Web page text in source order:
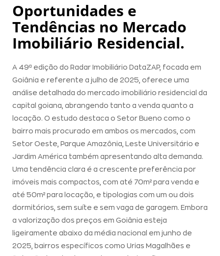
Oportunidades e
Tendências no Mercado
Imobiliário Residencial.
A 49ª edição do Radar Imobiliário DataZAP, focada em
Goiânia e referente a julho de 2025, oferece uma
análise detalhada do mercado imobiliário residencial da
capital goiana, abrangendo tanto a venda quanto a
locação. O estudo destaca o Setor Bueno como o
bairro mais procurado em ambos os mercados, com
Setor Oeste, Parque Amazônia, Leste Universitário e
Jardim América também apresentando alta demanda.
Uma tendência clara é a crescente preferência por
imóveis mais compactos, com até 70m² para venda e
até 50m² para locação, e tipologias com um ou dois
dormitórios, sem suíte e sem vaga de garagem. Embora
a valorização dos preços em Goiânia esteja
ligeiramente abaixo da média nacional em junho de
2025, bairros específicos como Urias Magalhães e